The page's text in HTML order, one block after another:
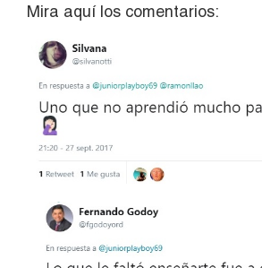
Mira aquí los comentarios: